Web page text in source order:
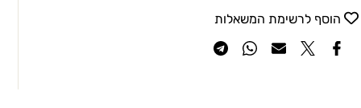
הוסף לרשימת המשאלות